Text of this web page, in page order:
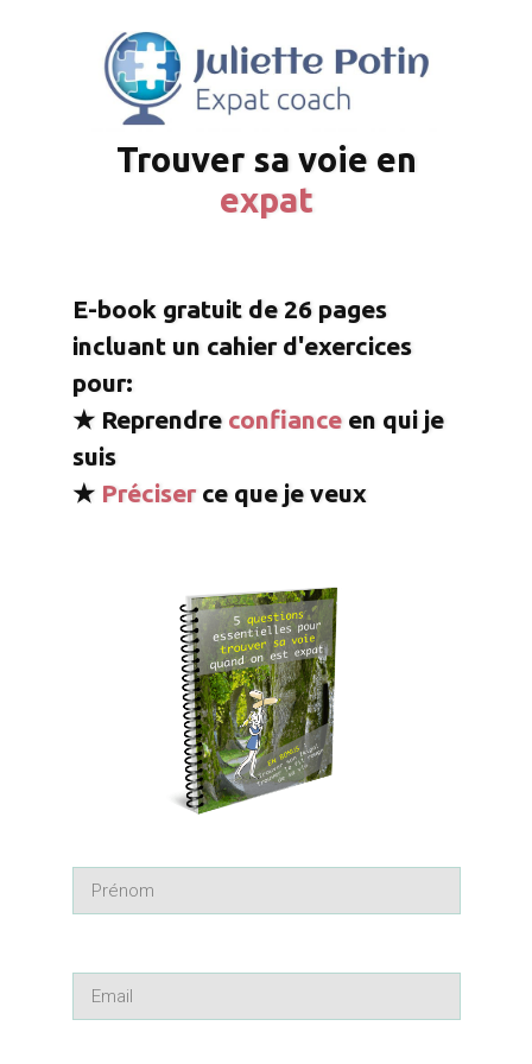
Trouver sa voie en
expat
E-book gratuitde 26 pages
incluant un cahier d'exercices
pour:
★ Reprendre confiance en qui je
suis
★ Préciser ce que je veux